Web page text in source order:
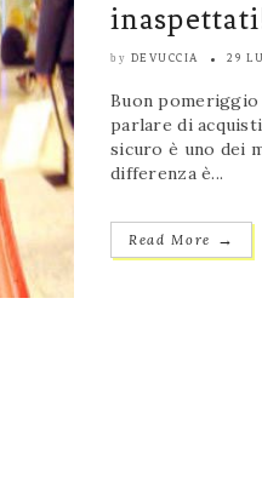
by DEVUCCIA 29
Buon pomeriggio
parlare di
sicuro è uno dei
differenza è...
Read More →